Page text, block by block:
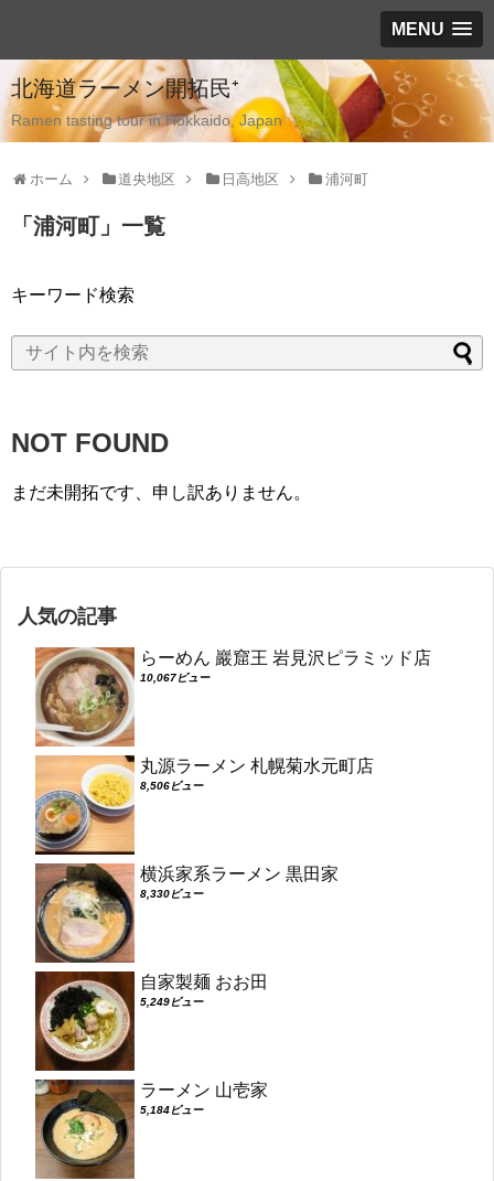
MENU
北海道ラーメン開拓民⁺
Ramen tasting tour in Hokkaido, Japan
ホーム 道央地区 日高地区 浦河町
「 浦河町」 一覧
キーワード検索
NOT FOUND
まだ未開拓です、申し訳ありません。
人気の記事
らーめん 巖窟王 岩見沢ピラミッド店
10,067ビュー
丸源ラーメン 札幌菊水元町店
8,506ビュー
横浜家系ラーメン 黒田家
8,330ビュー
自家製麺 おお田
5,249ビュー
ラーメン 山壱家
5,184ビュー